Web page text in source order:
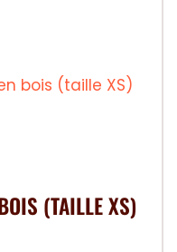
(TAILLE XS)